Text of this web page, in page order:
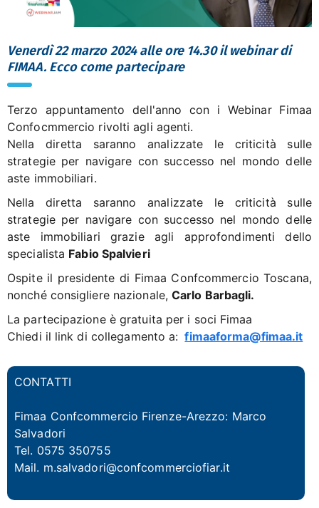
Venerdì 22 marzo 2024 alle ore 14.30 il webinar di
FIMAA. Ecco come partecipare
Terzo appuntamento dell'anno con i Webinar Fimaa
Confocmmercio rivolti agli agenti.
Nella diretta saranno analizzate le criticità sulle
strategie per navigare con successo nel mondo delle
aste immobiliari.
Nella diretta saranno analizzate le criticità sulle
strategie per navigare con successo nel mondo delle
aste immobiliari grazie agli approfondimenti dello
specialista Fabio Spalvieri
Ospite il presidente di Fimaa Confcommercio Toscana,
nonché consigliere nazionale,Carlo Barbagli.
La partecipazione è gratuita per i soci Fimaa
Chiedi il link di collegamento a: fimaaforma@fimaa.it
CONTATTI
Fimaa Confcommercio Firenze-Arezzo: Marco
Salvadori
Tel. 0575 350755
Mail. m.salvadori@confcommerciofiar.it